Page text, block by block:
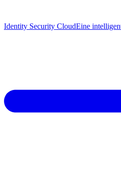
Identity Security CloudEine